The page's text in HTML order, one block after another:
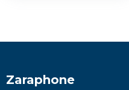
Zaraphone